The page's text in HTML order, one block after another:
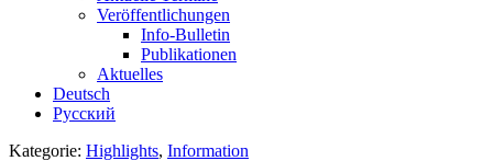
Veröffentlichungen
Info-Bulletin
Publikationen
Aktuelles
Deutsch
Русский
Kategorie: Highlights, Information